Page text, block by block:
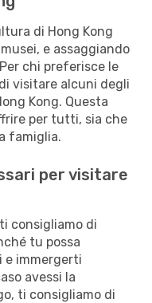
di Hong Kong
e assaggiando
chi preferisce le
visitare alcuni degli
Kong. Questa
per tutti, sia che
famiglia.
per visitare
consigliamo di
tu possa
e immergerti
avessi la
ti consigliamo di